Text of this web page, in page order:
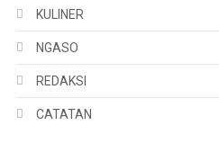
KULINER
NGASO
REDAKSI
CATATAN